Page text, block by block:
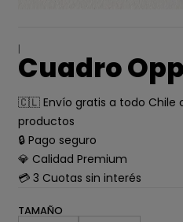
|
Cuadro
🇨🇱 Envío gratis a todo Chile
productos
🔒 Pago seguro
💎 Calidad Premium
💳 3 Cuotas sin interés
TAMAÑO